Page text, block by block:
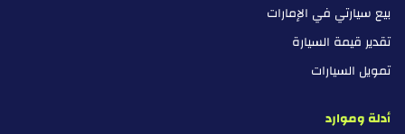
بيع سيارتي في الإمارات
تقدير قيمة السيارة
تمويل السيارات
أدلة وموارد